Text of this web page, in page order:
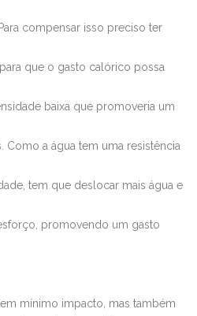
compensar isso preciso ter
que o gasto calórico possa
baixa que promoveria um
a água tem uma resistência
tem que deslocar mais água e
promovendo um gasto
mínimo impacto, mas também